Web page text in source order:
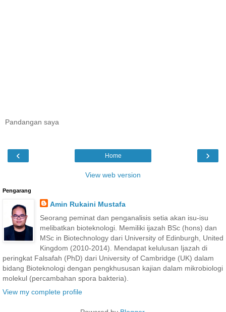
Pandangan saya
‹ ›
Home
View web version
Pengarang
Amin Rukaini Mustafa
Seorang peminat dan penganalisis setia akan isu-isu
melibatkan bioteknologi. Memiliki ijazah BSc (hons) dan
MSc in Biotechnology dari University of Edinburgh, United
Kingdom (2010-2014). Mendapat kelulusan Ijazah di
peringkat Falsafah (PhD) dari University of Cambridge (UK) dalam
bidang Bioteknologi dengan pengkhususan kajian dalam mikrobiologi
molekul (percambahan spora bakteria).
View my complete profile